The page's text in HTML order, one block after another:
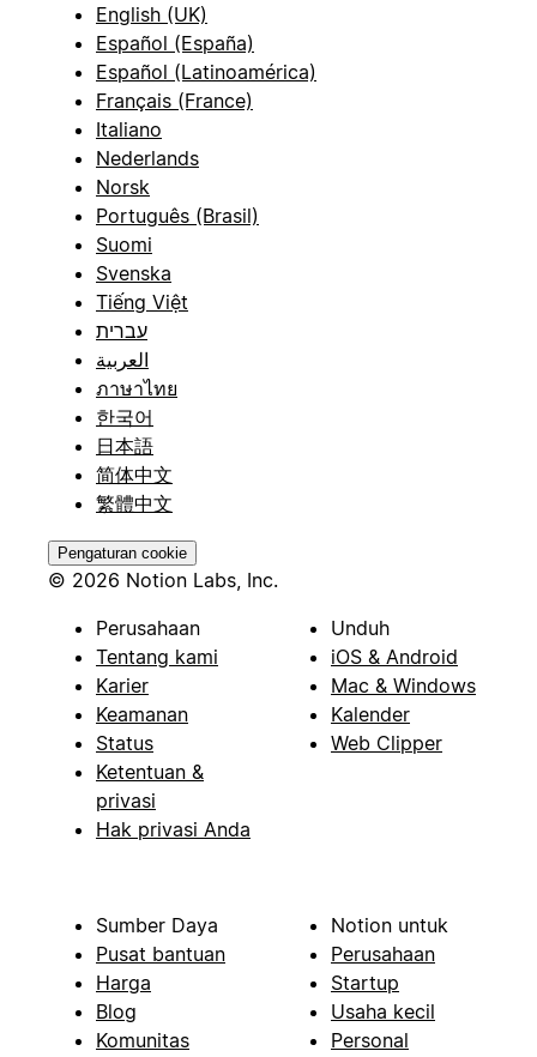
English (UK)
Español (España)
Español (Latinoamérica)
Français (France)
Italiano
Nederlands
Norsk
Português (Brasil)
Suomi
Svenska
Tiếng Việt
עברית
العربية
ภาษาไทย
한국어
日本語
简体中文
繁體中文
Pengaturan cookie
© 2026 Notion Labs, Inc.
Perusahaan
Tentang kami
Karier
Keamanan
Status
Ketentuan &
privasi
Hak privasi Anda
Unduh
iOS & Android
Mac & Windows
Kalender
Web Clipper
Sumber Daya
Pusat bantuan
Harga
Blog
Komunitas
Notion untuk
Perusahaan
Startup
Usaha kecil
Personal